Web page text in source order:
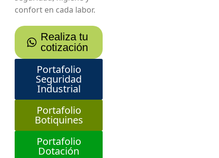
confort en cada labor.
Realiza tu
cotización
Portafolio
Seguridad
Industrial
Portafolio
Botiquines
Portafolio
Dotación